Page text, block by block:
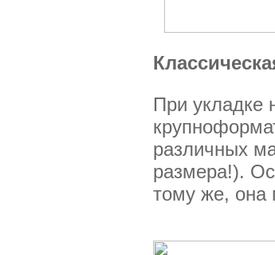
При укладке
различных
размера!).
тому же, она